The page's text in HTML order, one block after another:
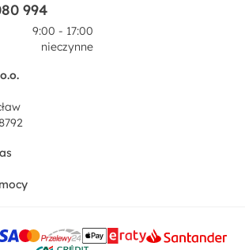
994
9:00 - 17:00
nieczynne